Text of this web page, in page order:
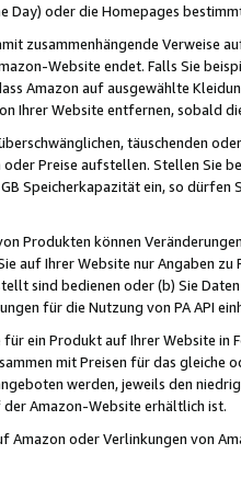
Day) oder die Homepages
zusammenhängende
Website endet. Falls Sie
Amazon auf ausgewählte
Ihrer Website entfernen, sobald
täuschenden
Preise aufstellen. Stellen Sie
Speicherkapazität ein, so dürfen
Produkten können
auf Ihrer Website nur Angaben
sind bedienen oder (b) Sie
für die Nutzung von PA API
für ein Produkt auf Ihrer Website
mit Preisen für das
werden, jeweils den
Amazon-Website erhältlich ist.
oder Verlinkungen von